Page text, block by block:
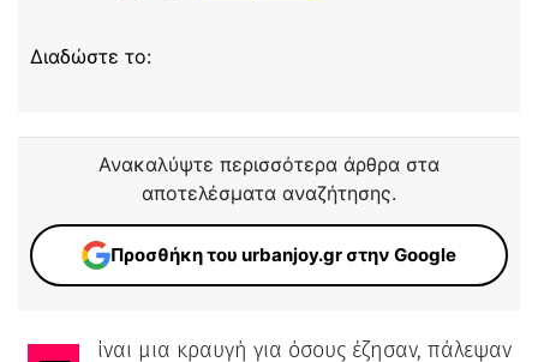
Διαδώστε το:
Ανακαλύψτε περισσότερα άρθρα στα
αποτελέσματα αναζήτησης.
Προσθήκη του urbanjoy.gr στην Google